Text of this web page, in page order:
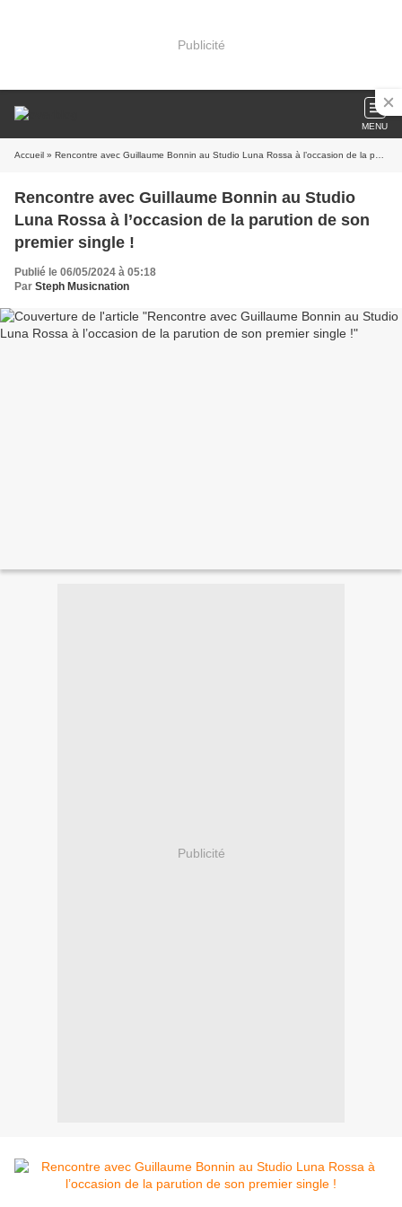
Publicité
MENU
Accueil » Rencontre avec Guillaume Bonnin au Studio Luna Rossa à l’occasion de la parution de son premier single !
Rencontre avec Guillaume Bonnin au Studio
Luna Rossa à l’occasion de la parution de son
premier single !
Publié le 06/05/2024 à 05:18
Par Steph Musicnation
Publicité